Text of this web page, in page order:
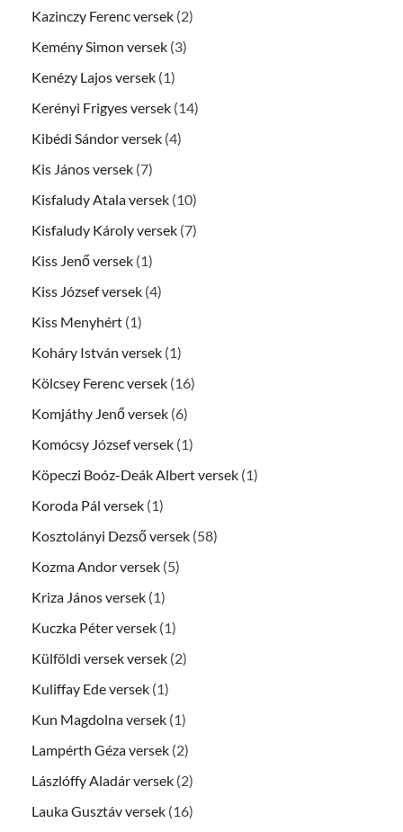
Kazinczy Ferenc versek (2)
Kemény Simon versek (3)
Kenézy Lajos versek (1)
Kerényi Frigyes versek (14)
Kibédi Sándor versek (4)
Kis János versek (7)
Kisfaludy Atala versek (10)
Kisfaludy Károly versek (7)
Kiss Jenő versek (1)
Kiss József versek (4)
Kiss Menyhért (1)
Koháry István versek (1)
Kölcsey Ferenc versek (16)
Komjáthy Jenő versek (6)
Komócsy József versek (1)
Köpeczi Boóz-Deák Albert versek (1)
Koroda Pál versek (1)
Kosztolányi Dezső versek (58)
Kozma Andor versek (5)
Kriza János versek (1)
Kuczka Péter versek (1)
Külföldi versek versek (2)
Kuliffay Ede versek (1)
Kun Magdolna versek (1)
Lampérth Géza versek (2)
Lászlóffy Aladár versek (2)
Lauka Gusztáv versek (16)